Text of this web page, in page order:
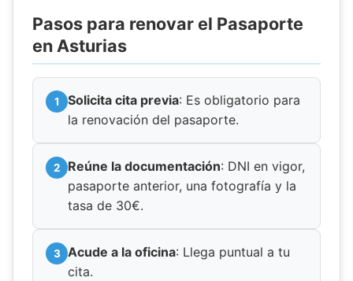
Pasos para renovar el Pasaporte
en Asturias
Solicita cita previa: Es obligatorio para
la renovación del pasaporte.
Reúne la documentación: DNI en vigor,
pasaporte anterior, una fotografía y la
tasa de 30€.
Acude a la oficina: Llega puntual a tu
cita.